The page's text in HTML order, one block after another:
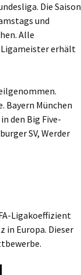
Die Saison
und
Alle
Ligameister erhält
Bayern München
den Big Five-
SV, Werder
Ligakoeffizient
in Europa. Dieser